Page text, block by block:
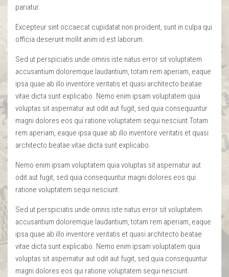
pariatur.
Excepteur sint occaecat cupidatat non proident, sunt in culpa qui
officia deserunt mollit anim id est laborum.
Sed ut perspiciatis unde omnis iste natus error sit voluptatem
accusantium doloremque laudantium, totam rem aperiam, eaque
ipsa quae ab illo inventore veritatis et quasi architecto beatae
vitae dicta sunt explicabo. Nemo enim ipsam voluptatem quia
voluptas sit aspernatur aut odit aut fugit, sed quia consequuntur
magni dolores eos qui ratione voluptatem sequi nesciunt.Totam
rem aperiam, eaque ipsa quae ab illo inventore veritatis et quasi
architecto beatae vitae dicta sunt explicabo.
Nemo enim ipsam voluptatem quia voluptas sit aspernatur aut
odit aut fugit, sed quia consequuntur magni dolores eos qui
ratione voluptatem sequi nesciunt.
Sed ut perspiciatis unde omnis iste natus error sit voluptatem
accusantium doloremque laudantium, totam rem aperiam, eaque
ipsa quae ab illo inventore veritatis et quasi architecto beatae
vitae dicta sunt explicabo. Nemo enim ipsam voluptatem quia
voluptas sit aspernatur aut odit aut fugit, sed quia consequuntur
magni dolores eos qui ratione voluptatem sequi nesciunt.